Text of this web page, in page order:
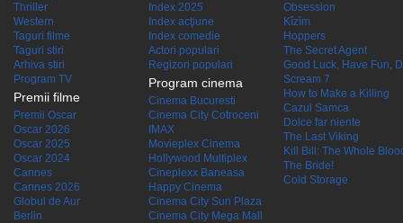
Thriller
Western
Taguri filme
Taguri stiri
Arhiva stiri
Program TV
Premii filme
Premii Oscar
Oscar 2026
Oscar 2025
Oscar 2024
Cannes
Cannes 2026
Globul de Aur
Berlin
Index 2025
Index acţiune
Index comedie
Actori populari
Regizori populari
Program cinema
Cinema Bucuresti
Cinema City Cotroceni
IMAX
Movieplex Cinema
Hollywood Multiplex
Cineplexx Baneasa
Happy Cinema
Cinema City Sun Plaza
Cinema City Mega Mall
Obsession
Kîzîm
Hoppers
The Secret Agent
Good Luck, Have Fun,
Scream 7
How to Make a Killing
Cazul Samca
Dolce far niente
The Last Viking
Kill Bill: The Whole
The Bride!
Cold Storage